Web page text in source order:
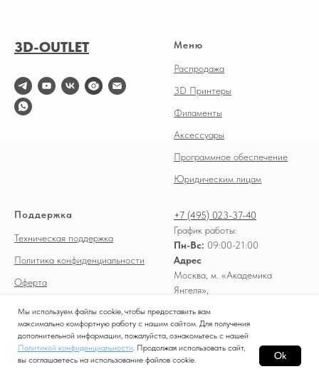
Мы используем файлы cookie, чтобы предоставить вам
максимально комфортную работу с нашим сайтом. Для получения
дополнительной информации, пожалуйста, ознакомьтесь с нашей
Политикой конфиденциальности. Продолжая использовать сайт,
вы соглашаетесь на использование файлов cookie.
Ok
3D-OUTLET Меню
Распродажа
3D Принтеры
Филаменты
Аксессуары
Программное обеспечение
Юридическим лицам
Поддержка
Техническая поддержка
Политика конфиденциальности
Оферта
Обмен и возврат
+7 (495) 023-37-40
График работы:
Пн-Вс: 09:00-21:00
Адрес
Москва, м. «Академика
Янгеля»,
ТЦ "ПРАГА" 2 ЭТАЖ